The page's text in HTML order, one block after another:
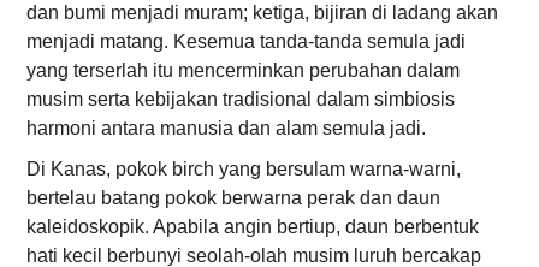
dan bumi menjadi muram; ketiga, bijiran di ladang akan
menjadi matang. Kesemua tanda-tanda semula jadi
yang terserlah itu mencerminkan perubahan dalam
musim serta kebijakan tradisional dalam simbiosis
harmoni antara manusia dan alam semula jadi.
Di Kanas, pokok birch yang bersulam warna-warni,
bertelau batang pokok berwarna perak dan daun
kaleidoskopik. Apabila angin bertiup, daun berbentuk
hati kecil berbunyi seolah-olah musim luruh bercakap